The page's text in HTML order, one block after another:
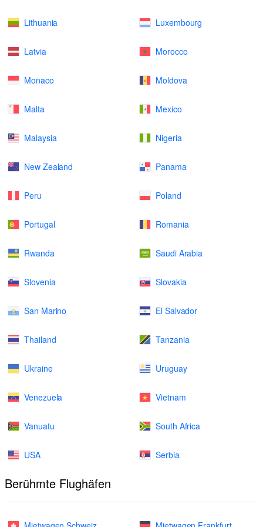
Lithuania Luxembourg
Latvia Morocco
Monaco Moldova
Malta Mexico
Malaysia Nigeria
New Zealand Panama
Peru Poland
Portugal Romania
Rwanda Saudi Arabia
Slovenia Slovakia
San Marino El Salvador
Thailand Tanzania
Ukraine Uruguay
Venezuela Vietnam
Vanuatu South Africa
USA Serbia
Berühmte Flughäfen